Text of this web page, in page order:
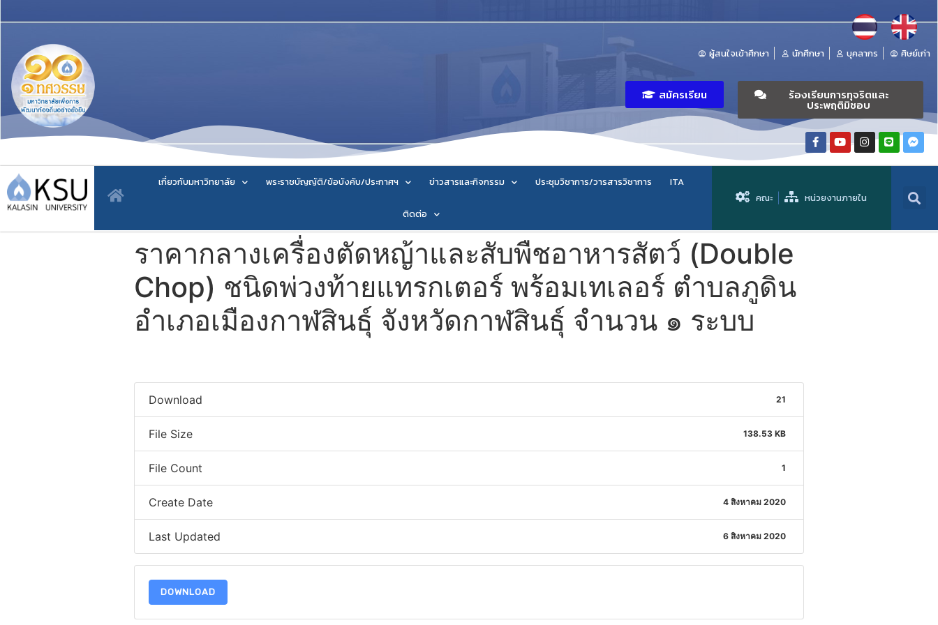
ผู้สนใจเข้าศึกษา นักศึกษา บุคลากร ศิษย์เก่า
สมัครเรียน ร้องเรียนการทุจริตและ
ประพฤติมิชอบ
เกี่ยวกับมหาวิทยาลัย พระราชบัญญัติ/ข้อบังคับ/ประกาศฯ ข่าวสารและกิจกรรม ประชุมวิชาการ/วารสารวิชาการ ITA
ติดต่อ
คณะ หน่วยงานภายใน
ราคากลางเครื่องตัดหญ้าและสับพืชอาหารสัตว์ (Double
Chop) ชนิดพ่วงท้ายแทรกเตอร์ พร้อมเทเลอร์ ตำบลภูดิน
อำเภอเมืองกาฬสินธุ์ จังหวัดกาฬสินธุ์ จำนวน ๑ ระบบ
Download 21
File Size 138.53 KB
File Count 1
Create Date 4 สิงหาคม 2020
Last Updated 6 สิงหาคม 2020
DOWNLOAD